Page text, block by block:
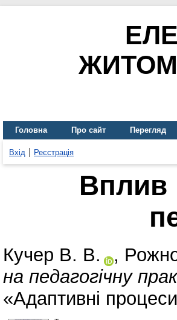
Головна Про сайт Перегляд
Вхід Реєстрація
Вплив
Кучер В. В. ,
на педагогічну
«Адаптивні